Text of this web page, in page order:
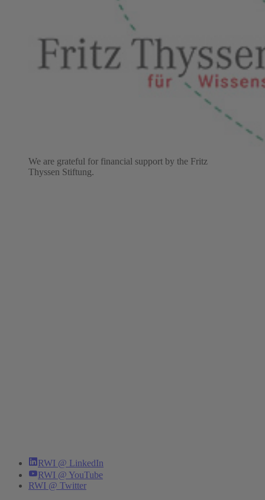
We are grateful for financial support by the Fritz
Thyssen Stiftung.
RWI @ LinkedIn
RWI @ YouTube
RWI @ Twitter